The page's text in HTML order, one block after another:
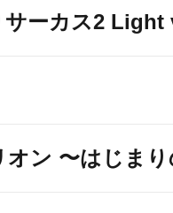
ーカス2 Light
ン 〜はじま